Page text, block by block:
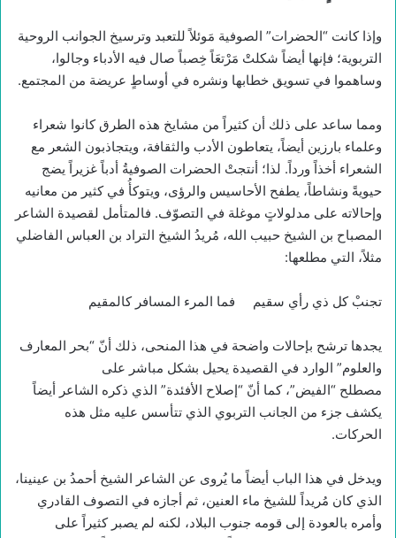
وإذا كانت “الحضرات” الصوفية مَوئلاً للتعبد وترسيخ الجوانب الروحية
التربوية؛ فإنها أيضاً شكلتْ مَرْتعَاً خِصباً صال فيه الأدباء وجالوا،
وساهموا في تسويق خطابها ونشره في أوساطٍ عريضة من المجتمع.
ومما ساعد على ذلك أن كثيراً من مشايخ هذه الطرق كانوا شعراء
وعلماء بارزين أيضاً، يتعاطون الأدب والثقافة، ويتجاذبون الشعر مع
الشعراء أخذاً ورداً. لذا؛ أنتجتْ الحضرات الصوفيةُ أدباً غزيراً يضج
حيويةً ونشاطاً، يطفح الأحاسيس والرؤى، ويتوكأُ في كثير من معانيه
وإحالاته على مدلولاتٍ موغلة في التصوّف. فالمتأمل لقصيدة الشاعر
المصباح بن الشيخ حبيب الله، مُريدُ الشيخ التراد بن العباس الفاضلي
مثلاً، التي مطلعها:
تجنبْ كل ذي رأي سقيم فما المرء المسافر كالمقيم
يجدها ترشح بإحالات واضحة في هذا المنحى، ذلك أنّ “بحر المعارف
والعلوم” الوارد في القصيدة يحيل بشكل مباشر على
مصطلح “الفيض”، كما أنّ “إصلاح الأفئدة” الذي ذكره الشاعر أيضاً
يكشف جزء من الجانب التربوي الذي تتأسس عليه مثل هذه
الحركات.
ويدخل في هذا الباب أيضاً ما يُروى عن الشاعر الشيخ أحمدُ بن عينينا،
الذي كان مُريداً للشيخ ماء العنين، ثم أجازه في التصوف القادري
وأمره بالعودة إلى قومه جنوب البلاد، لكنه لم يصبر كثيراً على